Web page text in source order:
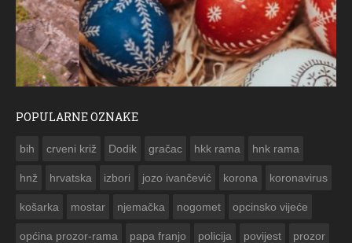
POPULARNE OZNAKE
bih crveni križ Dodik gračac hkk rama hnk rama
hnž hrvatska izbori jozo ivančević korona koronavirus
košarka mostar njemačka nogomet opcinsko vijeće
općina prozor-rama papa franjo policija povijest prozor